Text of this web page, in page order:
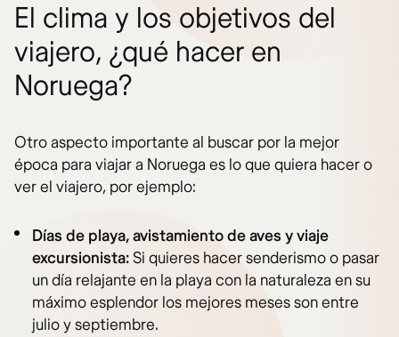
El clima y los objetivos del
viajero, ¿qué hacer en
Noruega?
Otro aspecto importante al buscar por la mejor
época para viajar a Noruega es lo que quiera hacer o
ver el viajero, por ejemplo:
Días de playa, avistamiento de aves y viaje
excursionista:Si quieres hacer senderismo o pasar
un día relajante en la playa con la naturaleza en su
máximo esplendor los mejores meses son entre
julio y septiembre.